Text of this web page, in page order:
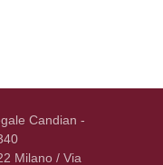
Candian -
Milano / Via